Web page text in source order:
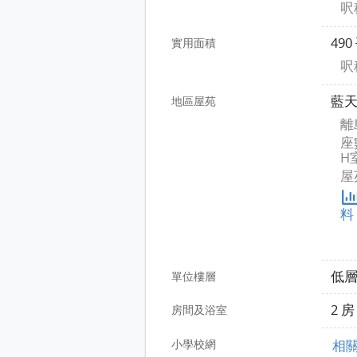
呎
實用面積
490
呎
地區屋苑
藍
離
H
料
單位樓層 低層
房間及浴室 2 房
小學校網
相